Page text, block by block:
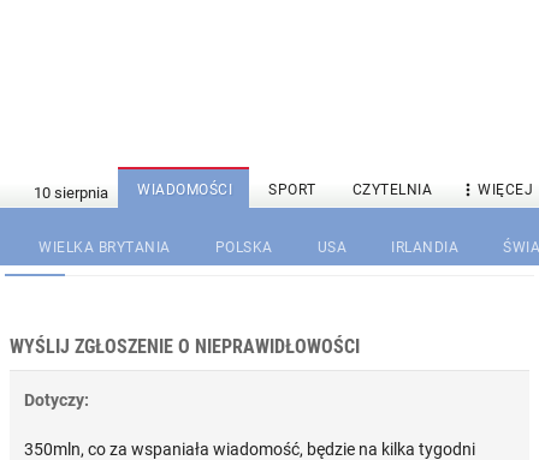
WIADOMOŚCI SPORT CZYTELNIA  WIĘCEJ
WIELKA BRYTANIA POLSKA USA IRLANDIA
WYŚLIJ ZGŁOSZENIE O NIEPRAWIDŁOWOŚCI
Dotyczy:
350mln, co za wspaniała wiadomość, będzie na kilka tygodni